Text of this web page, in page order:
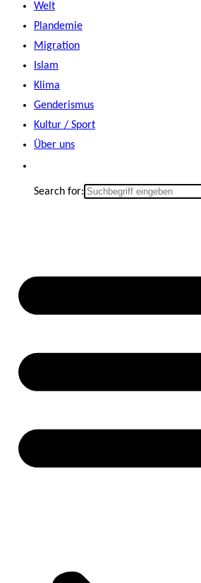
Welt
Plandemie
Migration
Islam
Klima
Genderismus
Kultur / Sport
Über uns
Search for: